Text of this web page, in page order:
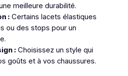
meilleure durabilité.
:Certains lacets élastiques
ou des stops pour un
:Choisissez un style qui
goûts et à vos chaussures.